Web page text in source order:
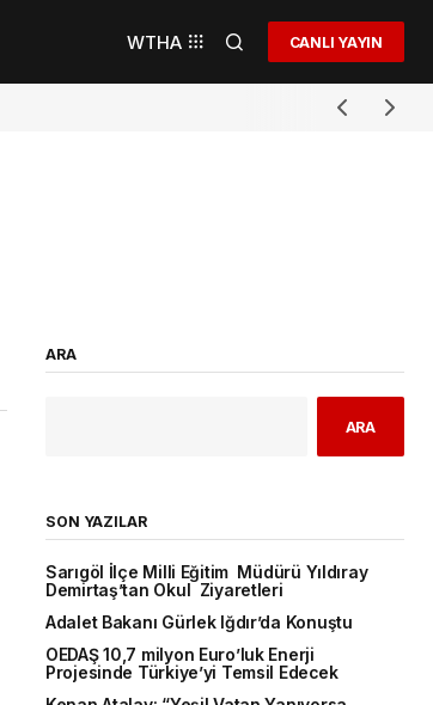
WTHA CANLI YAYIN
ARA
ARA
SON YAZILAR
Sarıgöl İlçe Milli Eğitim Müdürü Yıldıray
Demirtaş’tan Okul Ziyaretleri
Adalet Bakanı Gürlek Iğdır’da Konuştu
OEDAŞ 10,7 milyon Euro’luk Enerji
Projesinde Türkiye’yi Temsil Edecek